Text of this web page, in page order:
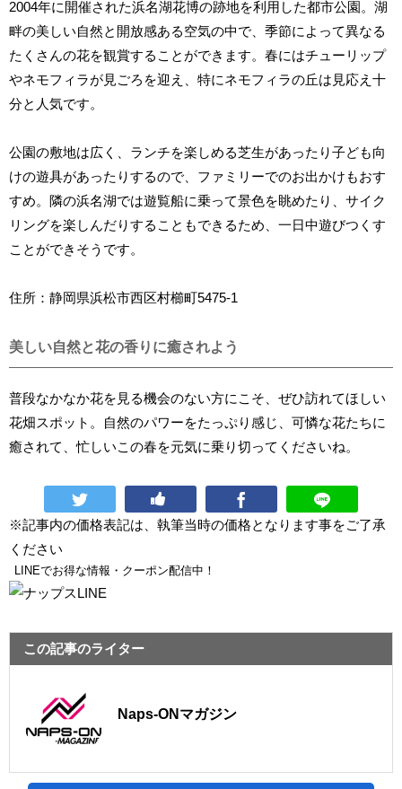
2004年に開催された浜名湖花博の跡地を利用した都市公園。湖
畔の美しい自然と開放感ある空気の中で、季節によって異なる
たくさんの花を観賞することができます。春にはチューリップ
やネモフィラが見ごろを迎え、特にネモフィラの丘は見応え十
分と人気です。
公園の敷地は広く、ランチを楽しめる芝生があったり子ども向
けの遊具があったりするので、ファミリーでのお出かけもおす
すめ。隣の浜名湖では遊覧船に乗って景色を眺めたり、サイク
リングを楽しんだりすることもできるため、一日中遊びつくす
ことができそうです。
住所：静岡県浜松市西区村櫛町5475-1
美しい自然と花の香りに癒されよう
普段なかなか花を見る機会のない方にこそ、ぜひ訪れてほしい
花畑スポット。自然のパワーをたっぷり感じ、可憐な花たちに
癒されて、忙しいこの春を元気に乗り切ってくださいね。
※記事内の価格表記は、執筆当時の価格となります事をご了承
ください
LINEでお得な情報・クーポン配信中！
この記事のライター
Naps-ONマガジン